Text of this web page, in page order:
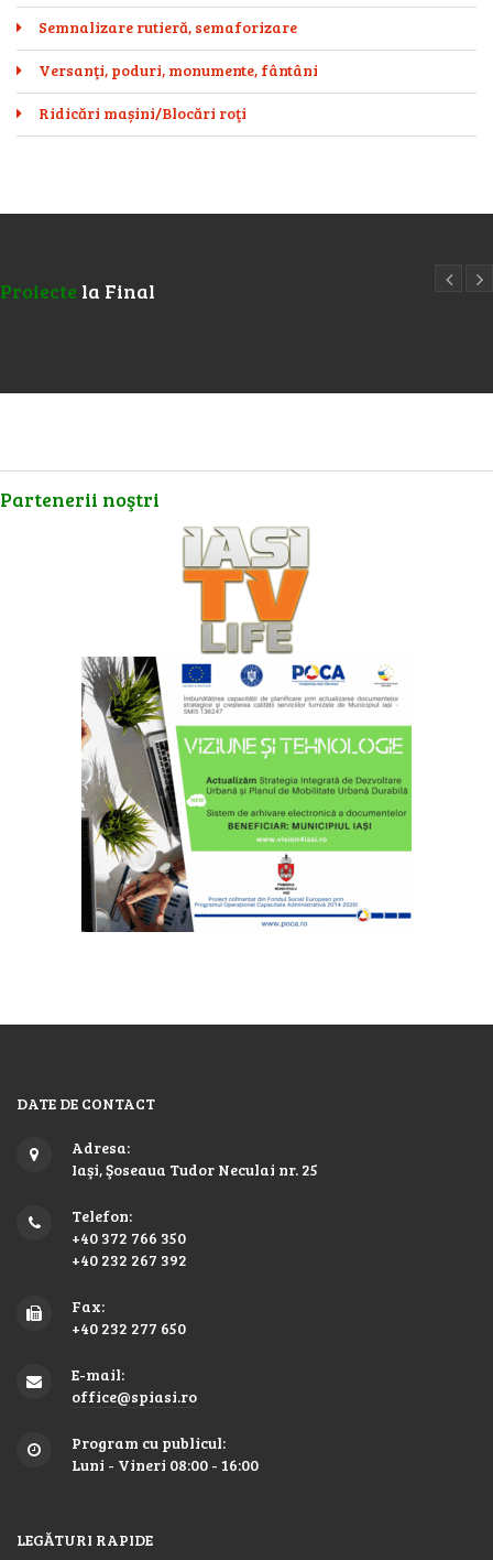
Semnalizare rutieră, semaforizare
Versanţi, poduri, monumente, fântâni
Ridicări mașini/Blocări roţi
Proiecte la Final
Partenerii noştri
DATE DE CONTACT
Adresa:
Iaşi, Şoseaua Tudor Neculai nr. 25
Telefon:
+40 372 766 350
+40 232 267 392
Fax:
+40 232 277 650
E-mail:
office@spiasi.ro
Program cu publicul:
Luni - Vineri 08:00 - 16:00
LEGĂTURI RAPIDE